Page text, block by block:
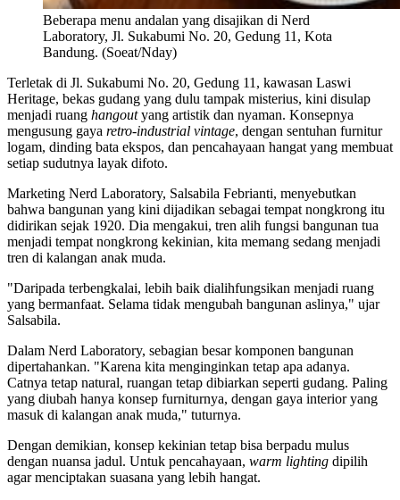
Beberapa menu andalan yang disajikan di Nerd
Laboratory, Jl. Sukabumi No. 20, Gedung 11, Kota
Bandung. (Soeat/Nday)
Terletak di Jl. Sukabumi No. 20, Gedung 11, kawasan Laswi
Heritage, bekas gudang yang dulu tampak misterius, kini disulap
menjadi ruang hangoutyang artistik dan nyaman. Konsepnya
mengusung gaya retro-industrial vintage, dengan sentuhan furnitur
logam, dinding bata ekspos, dan pencahayaan hangat yang membuat
setiap sudutnya layak difoto.
Marketing Nerd Laboratory, Salsabila Febrianti, menyebutkan
bahwa bangunan yang kini dijadikan sebagai tempat nongkrong itu
didirikan sejak 1920. Dia mengakui, tren alih fungsi bangunan tua
menjadi tempat nongkrong kekinian, kita memang sedang menjadi
tren di kalangan anak muda.
"Daripada terbengkalai, lebih baik dialihfungsikan menjadi ruang
yang bermanfaat. Selama tidak mengubah bangunan aslinya," ujar
Salsabila.
Dalam Nerd Laboratory, sebagian besar komponen bangunan
dipertahankan. "Karena kita menginginkan tetap apa adanya.
Catnya tetap natural, ruangan tetap dibiarkan seperti gudang. Paling
yang diubah hanya konsep furniturnya, dengan gaya interior yang
masuk di kalangan anak muda," tuturnya.
Dengan demikian, konsep kekinian tetap bisa berpadu mulus
dengan nuansa jadul. Untuk pencahayaan, warm lighting dipilih
agar menciptakan suasana yang lebih hangat.